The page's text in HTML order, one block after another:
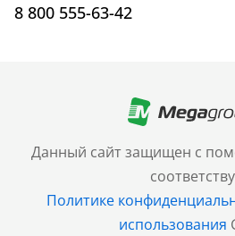
Данный сайт защищен с
Политике
использования
8 800 555-63-42
+7 (499) 705-30-10
Санкт-Петербург
+7 (812) 600-77-33
Барнаул